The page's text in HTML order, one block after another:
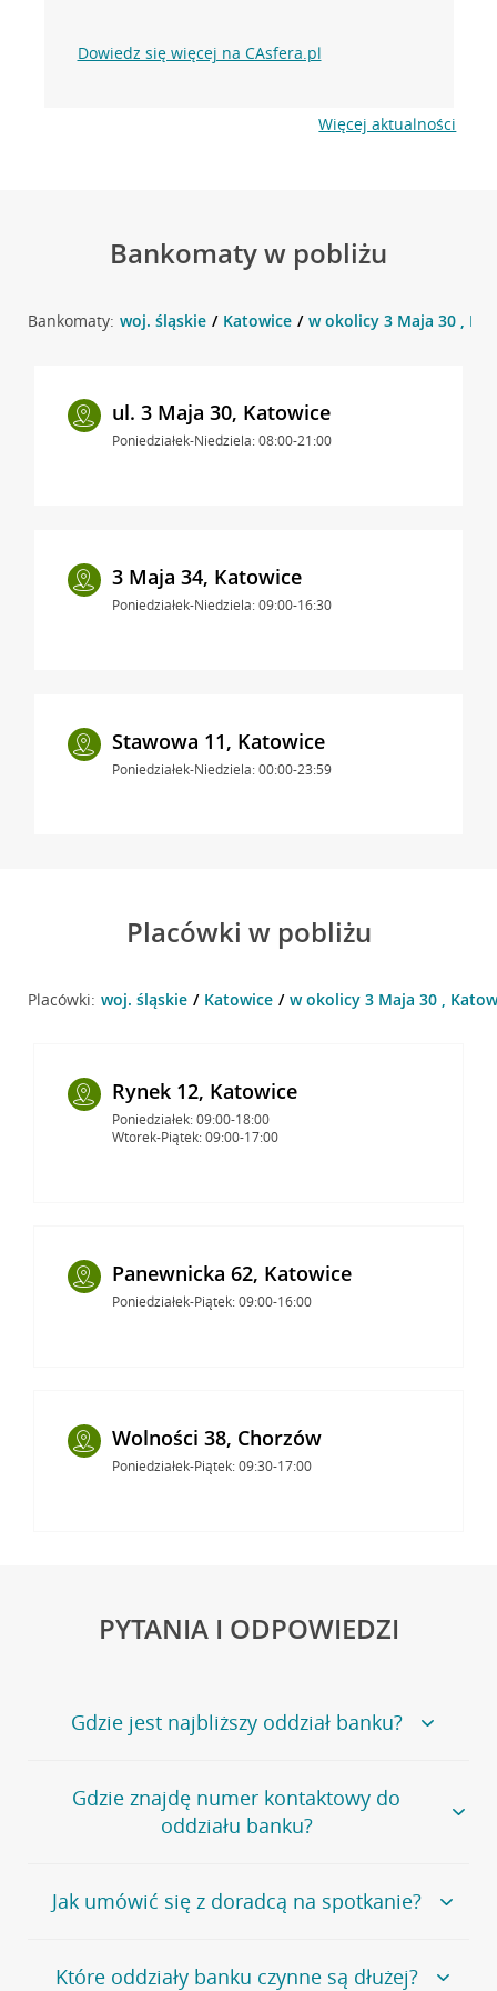
Dowiedz się więcej na CAsfera.pl
Więcej aktualności
Bankomaty w pobliżu
Bankomaty: woj. śląskie Katowice w okolicy 3 Maja 30 ,
ul. 3 Maja 30, Katowice
Poniedziałek-Niedziela: 08:00-21:00
3 Maja 34, Katowice
Poniedziałek-Niedziela: 09:00-16:30
Stawowa 11, Katowice
Poniedziałek-Niedziela: 00:00-23:59
Placówki w pobliżu
Placówki: woj. śląskie Katowice w okolicy 3 Maja 30 ,
Rynek 12, Katowice
Poniedziałek: 09:00-18:00
Wtorek-Piątek: 09:00-17:00
Panewnicka 62, Katowice
Poniedziałek-Piątek: 09:00-16:00
Wolności 38, Chorzów
Poniedziałek-Piątek: 09:30-17:00
PYTANIA I ODPOWIEDZI
Gdzie jest najbliższy oddział banku?
Jeśli szukasz oddziału naszego banku, zapraszamy na
stronęPlacówki i bankomaty, na której znajduje się
wygodna wyszukiwarka.
oddziałów
Gdzie znajdę numer kontaktowy do
oddziału banku?
Bank Credit Agricole nie udostępnia ogólnego numeru
telefonu do placówki bankowej.
umówienia się z doradcą w placówce bankowej .
Jak umówić się z doradcą na spotkanie?
Jeśli jesteś już naszym
Które oddziały banku czynne są dłużej?